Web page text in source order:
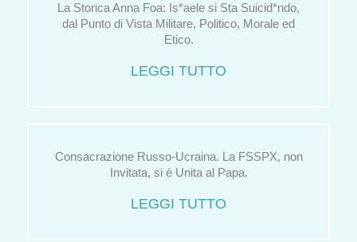
La Storica Anna Foa: Is*aele si Sta Suicid*ndo,
dal Punto di Vista Militare, Politico, Morale ed
Etico.
LEGGI TUTTO
Consacrazione Russo-Ucraina. La FSSPX, non
Invitata, si è Unita al Papa.
LEGGI TUTTO